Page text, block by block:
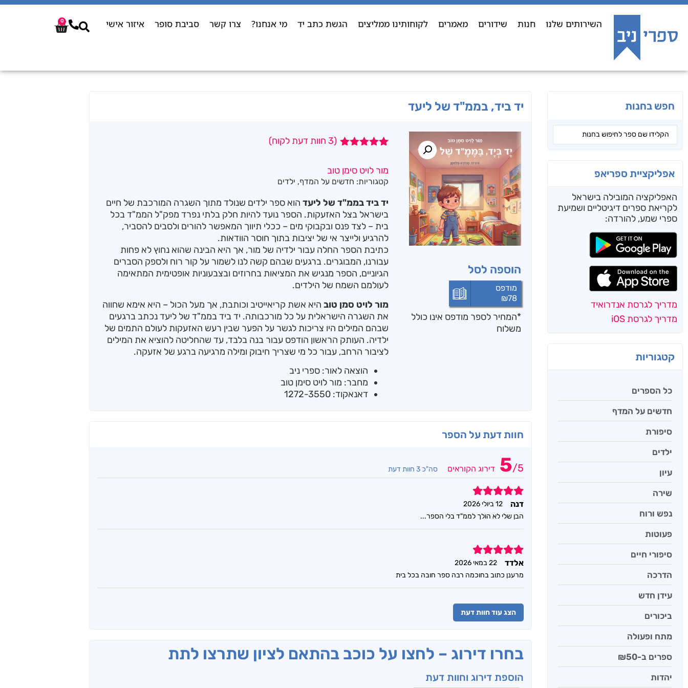
השירותים שלנו חנות שידורים מאמרים לקוחותינו ממליצים הגשת כתב יד מי אנחנו? צרו קשר סביבת סופר איזור אישי 0
חפש בחנות
אפליקציית ספריאפ
האפליקציה המובילה בישראל
לקריאת ספרים דיגיטליים ושמיעת
ספרי שמע, להורדה:
מדריך לגרסת אנדרואיד
מדריך לגרסת iOS
קטגוריות
כל הספרים
חדשים על המדף
סיפורת
ילדים
עיון
שירה
נפש ורוח
פעוטות
סיפורי חיים
הדרכה
עידן חדש
ביכורים
מתח ופעולה
ספרים ב-₪50
יהדות
יד ביד, בממ"ד של ליעד
הוספה לסל
מודפס
₪78
*המחיר לספר מודפס אינו כולל
משלוח
מבוסס על
דירוגים של
(
3 חוות דעת לקוח)
מור לויט סימן טוב
קטגוריות: חדשים על המדף, ילדים
יד ביד בממ"ד של ליעדהוא ספר ילדים שנולד מתוך השגרה המורכבת של חיים
בישראל בצל האזעקות. הספר נועד להיות חלק בלתי נפרד מפק"ל הממ"ד בכל
בית – לצד פנס ובקבוקי מים – ככלי תיווך המאפשר להורים ולסבים להסביר,
להרגיע ולייצר אי של יציבות בתוך חוסר הוודאות.
כתיבת הספר החלה עבור ילדיה של מור, אך היא הבינה שהוא נחוץ לא פחות
עבורנו, המבוגרים. ברגעים שבהם קשה לנו לשמור על קור רוח ולספק הסברים
הגיוניים, הספר מנגיש את המציאות בחרוזים ובצבעוניות אופטימית המתאימה
לעולמם השמח של הילדים.
מור לויט סמן טובהיא אשת קריאייטיב וכותבת, אך מעל הכול – היא אימא שחווה
את השגרה הישראלית על כל מורכבותה. יד ביד בממ"ד של ליעד נכתב ברגעים
שבהם המילים היו צריכות לגשר על הפער שבין רעש האזעקות לעולם התמים של
ילדיה. העותק הראשון הודפס עבור בנה בלבד, עד שהחליטה להוציא את המילים
לציבור הרחב, עבור כל מי שצריך חיבוק ומילה מרגיעה ברגע של אזעקה.
הוצאה לאור: ספרי ניב
מחבר: מור לויט סימן טוב
דאנאקוד: 1272-3550
חוות דעת על הספר
5/5 דירוג הקוראים סה"כ 3 חוות דעת
5
דנה
12 ביולי 2026
הבן שלי לא הולך לממ"ד בלי הספר...
5
אלדד
22 במאי 2026
מרענן כתוב בחוכמה רבה ספר חובה בכל בית
הצג עוד חוות דעת
בחרו דירוג – לחצו על כוכב בהתאם לציון שתרצו לתת
הוספת דירוג וחוות דעת